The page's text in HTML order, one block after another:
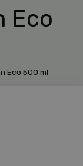
Eco
Eco 500 ml